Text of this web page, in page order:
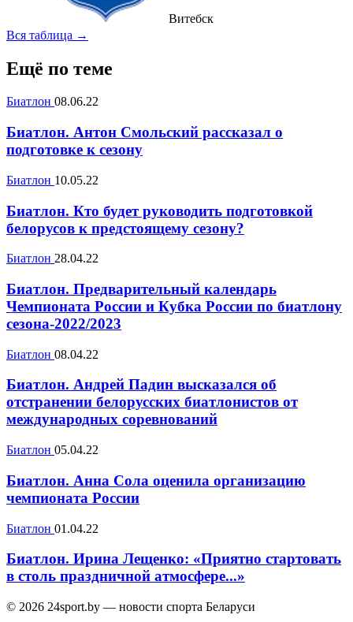
Витебск
Вся таблица →
Ещё по теме
Биатлон 08.06.22
Биатлон. Антон Смольский рассказал о
подготовке к сезону
Биатлон 10.05.22
Биатлон. Кто будет руководить подготовкой
белорусов к предстоящему сезону?
Биатлон 28.04.22
Биатлон. Предварительный календарь
Чемпионата России и Кубка России по биатлону
сезона-2022/2023
Биатлон 08.04.22
Биатлон. Андрей Падин высказался об
отстранении белорусских биатлонистов от
международных соревнований
Биатлон 05.04.22
Биатлон. Анна Сола оценила организацию
чемпионата России
Биатлон 01.04.22
Биатлон. Ирина Лещенко: «Приятно стартовать
в столь праздничной атмосфере...»
© 2026 24sport.by — новости спорта Беларуси